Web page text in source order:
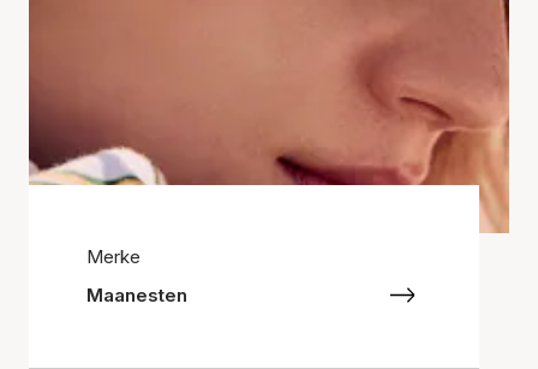
Merke
Maanesten